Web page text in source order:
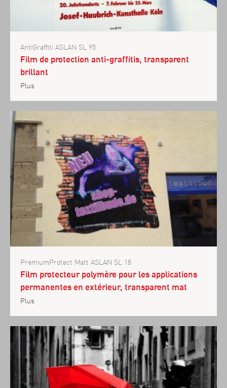
AntiGraffiti ASLAN SL 95
Film de protection anti-graffitis, transparent
brillant
Plus
PremiumProtect Matt ASLAN SL 18
Film protecteur polymère pour les applications
permanentes en extérieur, transparent mat
Plus